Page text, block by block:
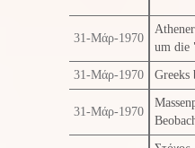
31-Μάρ-1970
um die
31-Μάρ-1970 Greeks
31-Μάρ-1970